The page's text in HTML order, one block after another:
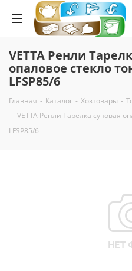
VETTA Ренли
опаловое стекло
LFSP85/6
Главная - Каталог - Хозтовары -
- VETTA Ренли Тарелка суповая
LFSP85/6